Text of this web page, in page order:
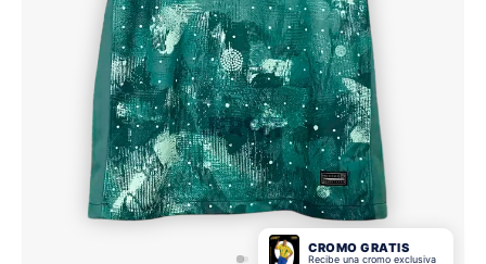
CROMO GRATIS
Recibe una cromo exclusiva